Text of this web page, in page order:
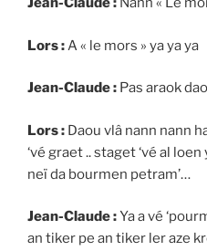
Lors :A « le mors » ya ya ya
Jean-Claude : Pas araok
Lors : Daou vlâ nann nann
‘vé graet .. staget ‘vé al
neï da bourmen petram’…
Jean-Claude :Ya a vé
an tiker pe an tiker ler aze